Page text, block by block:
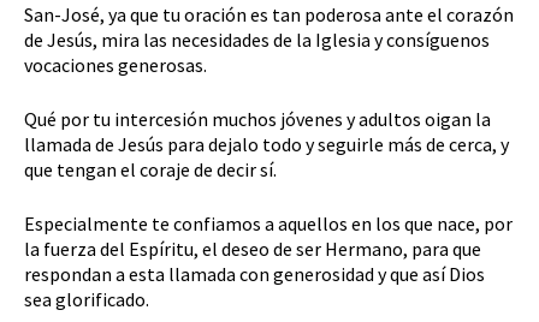
San-José, ya que tu oración es tan poderosa ante el corazón
de Jesús, mira las necesidades de la Iglesia y consíguenos
vocaciones generosas.
Qué por tu intercesión muchos jóvenes y adultos oigan la
llamada de Jesús para dejalo todo y seguirle más de cerca, y
que tengan el coraje de decir sí.
Especialmente te confiamos a aquellos en los que nace, por
la fuerza del Espíritu, el deseo de ser Hermano, para que
respondan a esta llamada con generosidad y que así Dios
sea glorificado.